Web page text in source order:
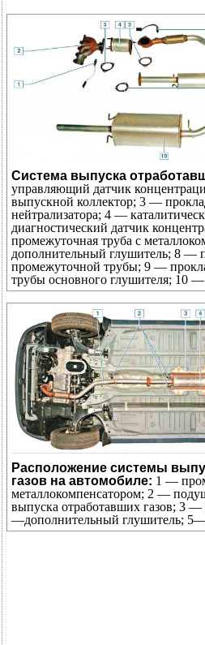
Система выпуска
управляющий датчик
выпускной коллектор; 3 —
нейтрализатора; 4 —
диагностический датчик
промежуточная труба с
дополнительный глушитель; 8 —
промежуточной трубы; 9 —
трубы основного глушителя; 10
Расположение системы
газов на автомобиле: 1 —
металлокомпенсатором; 2 —
выпуска отработавших газов; 3
—дополнительный глушитель;